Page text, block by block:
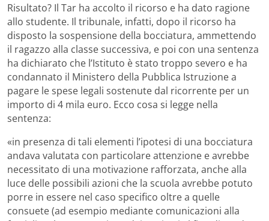
Risultato? Il Tar ha accolto il ricorso e ha dato ragione
allo studente. Il tribunale, infatti, dopo il ricorso ha
disposto la sospensione della bocciatura, ammettendo
il ragazzo alla classe successiva, e poi con una sentenza
ha dichiarato che l’Istituto è stato troppo severo e ha
condannato il Ministero della Pubblica Istruzione a
pagare le spese legali sostenute dal ricorrente per un
importo di 4 mila euro. Ecco cosa si legge nella
sentenza:
«in presenza di tali elementi l’ipotesi di una bocciatura
andava valutata con particolare attenzione e avrebbe
necessitato di una motivazione rafforzata, anche alla
luce delle possibili azioni che la scuola avrebbe potuto
porre in essere nel caso specifico oltre a quelle
consuete (ad esempio mediante comunicazioni alla